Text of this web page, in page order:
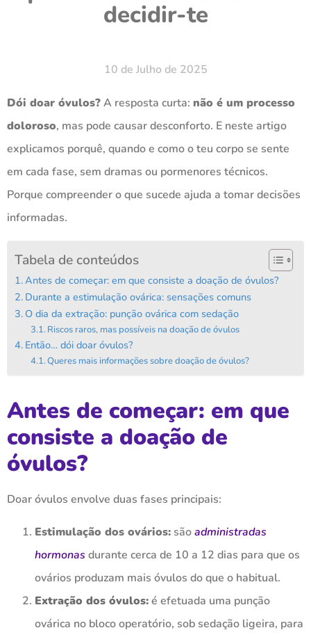
decidir-te
10 de Julho de 2025
Dói doar óvulos?A resposta curta: não é um processo
doloroso, mas pode causar desconforto. E neste artigo
explicamos porquê, quando e como o teu corpo se sente
em cada fase, sem dramas ou pormenores técnicos.
Porque compreender o que sucede ajuda a tomar decisões
informadas.
Tabela de conteúdos
Antes de começar: em que consiste a doação de óvulos?
Durante a estimulação ovárica: sensações comuns
O dia da extração: punção ovárica com sedação
Riscos raros, mas possíveis na doação de óvulos
Então… dói doar óvulos?
Queres mais informações sobre doação de óvulos?
Antes de começar: em que
consiste a doação de
óvulos?
Doar óvulos envolve duas fases principais:
Estimulação dos ovários: sãoadministradas
hormonas durante cerca de 10 a 12 dias para que os
ovários produzam mais óvulos do que o habitual.
Extração dos óvulos:é efetuada uma punção
ovárica no bloco operatório, sob sedação ligeira, para